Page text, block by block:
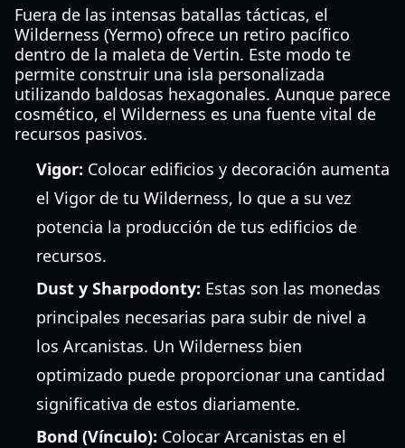
Fuera de las intensas batallas tácticas, el
Wilderness (Yermo) ofrece un retiro pacífico
dentro de la maleta de Vertin. Este modo te
permite construir una isla personalizada
utilizando baldosas hexagonales. Aunque parece
cosmético, el Wilderness es una fuente vital de
recursos pasivos.
Vigor: Colocar edificios y decoración aumenta
el Vigor de tu Wilderness, lo que a su vez
potencia la producción de tus edificios de
recursos.
Dust y Sharpodonty: Estas son las monedas
principales necesarias para subir de nivel a
los Arcanistas. Un Wilderness bien
optimizado puede proporcionar una cantidad
significativa de estos diariamente.
Bond (Vínculo): Colocar Arcanistas en el